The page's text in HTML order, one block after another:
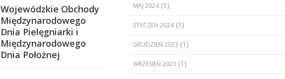
Wojewódzkie Obchody
Międzynarodowego
Dnia Pielęgniarki i
Międzynarodowego
Dnia Położnej
MAJ 2024(1)
STYCZEŃ 2024(1)
GRUDZIEŃ 2023 (1)
WRZESIEŃ 2023 (1)